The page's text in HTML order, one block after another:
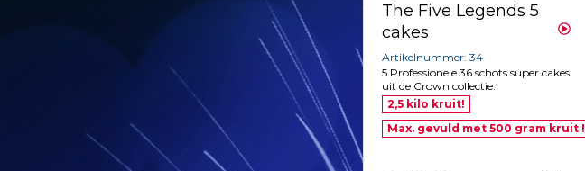
The Five Legends 5
cakes
Artikelnummer: 34
5 Professionele 36 schots super cakes
uit de Crown collectie.
2,5 kilo kruit!
Max. gevuld met 500 gram kruit !